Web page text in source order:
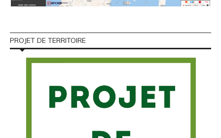
PROJET DE TERRITOIRE